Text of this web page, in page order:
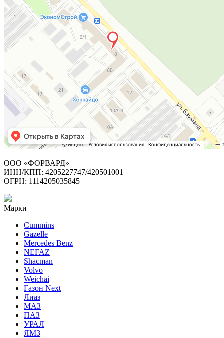
ООО «ФОРВАРД»
ИНН/КПП: 4205227747/420501001
ОГРН: 1114205035845
Марки
Cummins
Gazelle
Mercedes Benz
NEFAZ
Shacman
Volvo
Weichai
Газон Next
Лиаз
МАЗ
ПАЗ
УРАЛ
ЯМЗ